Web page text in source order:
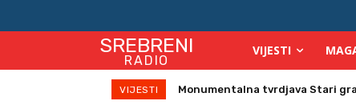
SREBRENI
RADIO
VIJESTI
VIJESTI Direktor Vijeća stranih